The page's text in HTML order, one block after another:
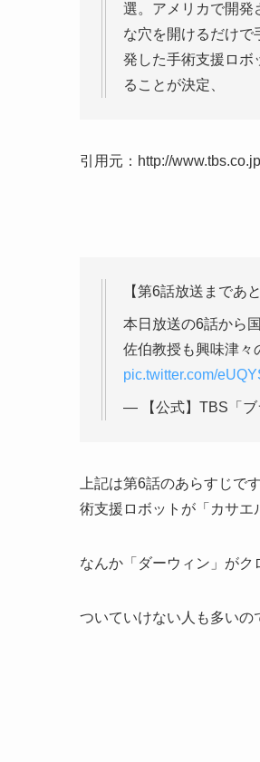
選。アメリカで開発
な穴を開けるだけで
発した手術支援ロボ
ることが決定、
引用元：http://
【第6話放送まであと
本日放送の6話から
佐伯教授も興味津々
pic.twitter.com/
— 【公式】TBS「ブ
上記は第6話のあらすじで
術支援ロボットが「カサエ
なんか「ダーウィン」がク
ついていけない人も多いの